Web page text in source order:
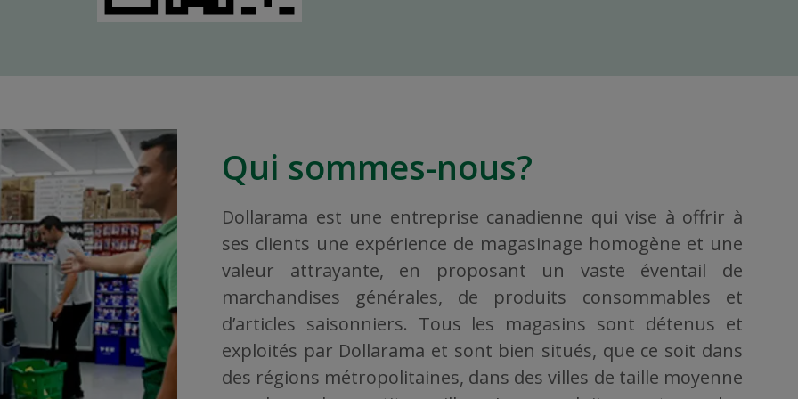
Qui sommes-nous?
Dollarama est une entreprise canadienne qui vise à offrir à
ses clients une expérience de magasinage homogène et une
valeur attrayante, en proposant un vaste éventail de
marchandises générales, de produits consommables et
d’articles saisonniers. Tous les magasins sont détenus et
exploités par Dollarama et sont bien situés, que ce soit dans
des régions métropolitaines, dans des villes de taille moyenne